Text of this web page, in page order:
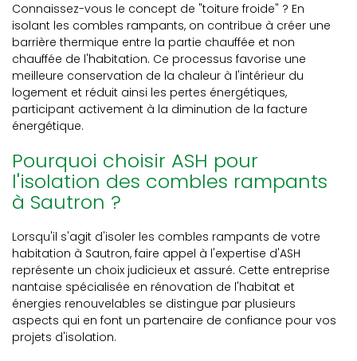
Connaissez-vous le concept de "toiture froide" ? En
isolant les combles rampants, on contribue à créer une
barrière thermique entre la partie chauffée et non
chauffée de l'habitation. Ce processus favorise une
meilleure conservation de la chaleur à l'intérieur du
logement et réduit ainsi les pertes énergétiques,
participant activement à la diminution de la facture
énergétique.
Pourquoi choisir ASH pour
l'isolation des combles rampants
à Sautron ?
Lorsqu'il s'agit d'isoler les combles rampants de votre
habitation à Sautron, faire appel à l'expertise d'ASH
représente un choix judicieux et assuré. Cette entreprise
nantaise spécialisée en rénovation de l'habitat et
énergies renouvelables se distingue par plusieurs
aspects qui en font un partenaire de confiance pour vos
projets d'isolation.